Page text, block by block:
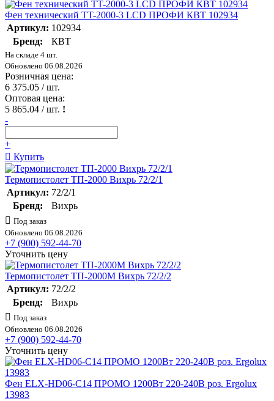
Фен технический TT-2000-3 LCD ПРОФИ КВТ 102934
Артикул: 102934
Бренд:
КВТ
На складе 4 шт.
Обновлено 06.08.2026
Розничная цена:
6 375.05 / шт.
Оптовая цена:
5 865.04 / шт. !
-
+
Купить
Термопистолет ТП-2000 Вихрь 72/2/1
Артикул: 72/2/1
Бренд:
Вихрь
Под заказ
Обновлено 06.08.2026
+7 (900) 592-44-70
Уточнить цену
Термопистолет ТП-2000М Вихрь 72/2/2
Артикул: 72/2/2
Бренд:
Вихрь
Под заказ
Обновлено 06.08.2026
+7 (900) 592-44-70
Уточнить цену
Фен ELX-HD06-C14 ПРОМО 1200Вт 220-240В роз. Ergolux
13983